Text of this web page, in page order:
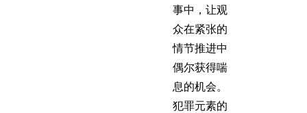
事中，让观
众在紧张的
情节推进中
偶尔获得喘
息的机会。
犯罪元素的